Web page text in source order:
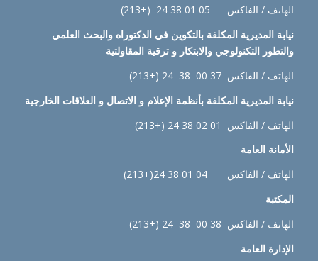
الهاتف / الفاكس 05 01 38 24 (+213)
نيابة المديرية المكلفة بالتكوين في الدكتوراه والبحث العلمي
والتطور التكنولوجي والابتكار و ترقية المقاولتية
الهاتف / الفاكس 37 00 38 24 (+213)
نيابة المديرية المكلفة بأنظمة الإعلام و الاتصال و العلاقات الخارجية
الهاتف / الفاكس 01 02 38 24 (+213)
الأمانة العامة
الهاتف / الفاكس 04 01 38 24(+213)
المكتبة
الهاتف / الفاكس 38 00 38 24 (+213)
الإدارة العامة